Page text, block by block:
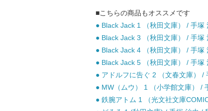
■こちらの商品もオススメです
● Black Jack 1 （秋田文庫） / 手塚
● Black Jack 3 （秋田文庫） / 手塚
● Black Jack 4 （秋田文庫） / 手塚
● Black Jack 5 （秋田文庫） / 手塚
● アドルフに告ぐ 2 （文春文庫） /
● MW（ムウ） 1 （小学館文庫） /
● 鉄腕アトム 1 （光文社文庫